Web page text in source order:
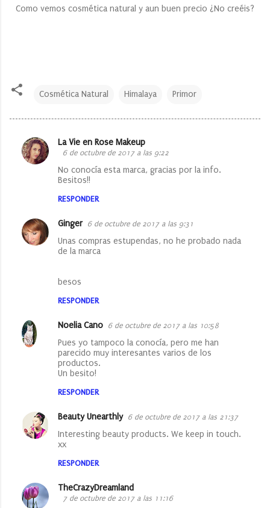
Como vemos cosmética natural y aun buen precio ¿No creéis?
Cosmética Natural Himalaya Primor
C
t
La Vie en Rose Makeup
6 de octubre de 2017 a las 9:22
No conocía esta marca, gracias por la info.
Besitos!!
RESPONDER
Ginger 6 de octubre de 2017 a las 9:31
Unas compras estupendas, no he probado nada
de la marca
besos
RESPONDER
Noelia Cano 6 de octubre de 2017 a las 10:58
Pues yo tampoco la conocía, pero me han
parecido muy interesantes varios de los
productos.
Un besito!
RESPONDER
Beauty Unearthly 6 de octubre de 2017 a las 21:37
Interesting beauty products. We keep in touch.
xx
RESPONDER
TheCrazyDreamland
7 de octubre de 2017 a las 11:16